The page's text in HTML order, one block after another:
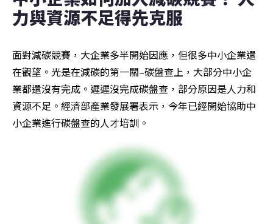
力與資源不足得先克服
面對減碳競賽，大企業多半開始因應，但很多中小企業還
在觀望。光是在減碳的第一關–碳盤查上，大部分中小企
業都還沒有完成。遲遲沒完成碳盤查，部分原因是人力和
資源不足。經濟部產業發展署表示，今年已經開始協助中
小企業進行碳盤查的人才培訓。